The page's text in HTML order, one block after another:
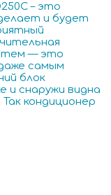
– это
и будет
— это
самым
блок
и снаружи видна
кондиционер